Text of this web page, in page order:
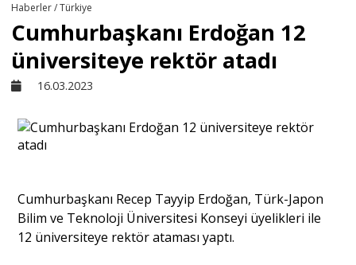
Derkenar
Ekonomi
Haberler / Türkiye
Cumhurbaşkanı Erdoğan 12
üniversiteye rektör atadı
16.03.2023
Cumhurbaşkanı Recep Tayyip Erdoğan, Türk-Japon
Bilim ve Teknoloji Üniversitesi Konseyi üyelikleri ile
12 üniversiteye rektör ataması yaptı.